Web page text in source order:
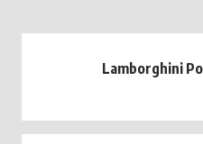
Lamborghini